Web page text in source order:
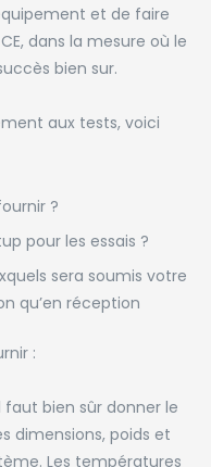
et de faire
dans la mesure où le
bien sur.
aux tests, voici
?
pour les essais ?
sera soumis votre
qu’en réception
:
faut bien sûr donner le
dimensions, poids et
Les températures